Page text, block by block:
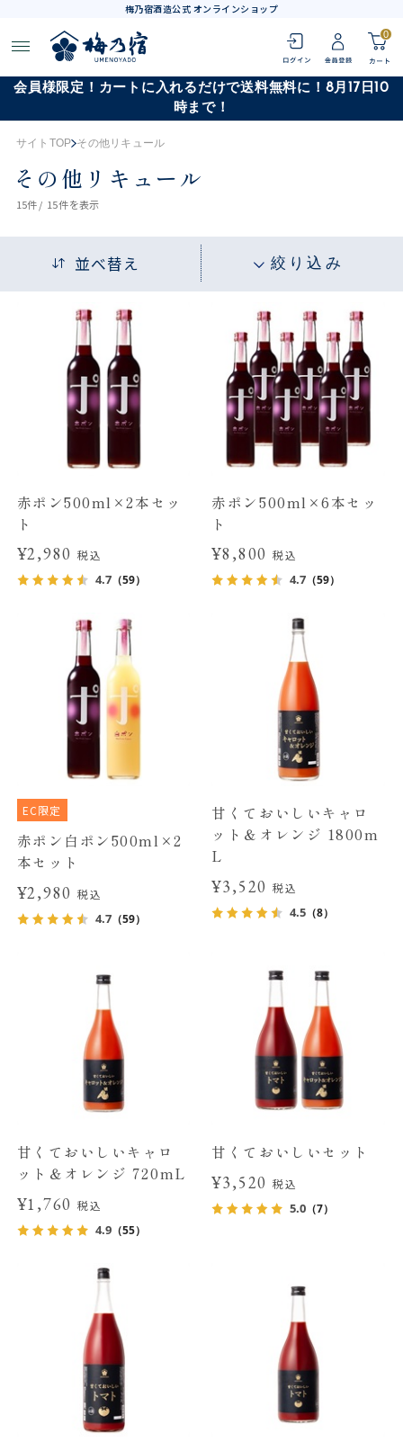
梅乃宿酒造公式 オンラインショップ
0
会員様限定！カートに入れるだけで送料無料に！8月17日10
時まで！
サイトTOP その他リキュール
その他リキュール
15件 / 15件を表示
並べ替え 絞り込み
赤ポン500ml×2本セッ
ト
¥2,980税込
4.7（59）
赤ポン500ml×6本セッ
ト
¥8,800 税込
4.7 （59）
EC限定
赤ポン白ポン500ml×2
本セット
¥2,980税込
4.7（59）
甘くておいしいキャロ
ット＆オレンジ 1800m
L
¥3,520 税込
4.5 （8）
甘くておいしいキャロ
ット＆オレンジ 720mL
¥1,760税込
4.9（55）
甘くておいしいセット
¥3,520 税込
5.0 （7）